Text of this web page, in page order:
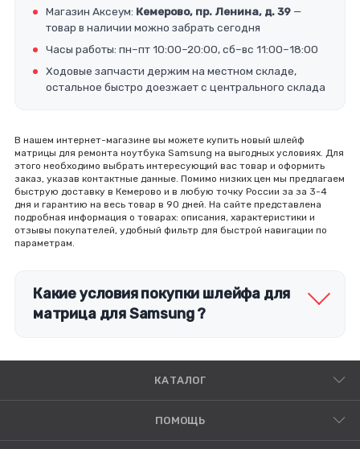
Магазин Аксеум: Кемерово, пр. Ленина, д. 39 —
товар в наличии можно забрать сегодня
Часы работы: пн–пт 10:00–20:00, сб–вс 11:00–18:00
Ходовые запчасти держим на местном складе,
остальное быстро доезжает с центрального склада
В нашем интернет-магазине вы можете купить новый шлейф
матрицы для ремонта ноутбука Samsung на выгодных условиях. Для
этого необходимо выбрать интересующий вас товар и оформить
заказ, указав контактные данные. Помимо низких цен мы предлагаем
быструю доставку в Кемерово и в любую точку России за за 3-4
дня и гарантию на весь товар в 90 дней. На сайте представлена
подробная информация о товарах: описания, характеристики и
отзывы покупателей, удобный фильтр для быстрой навигации по
параметрам.
Какие условия покупки шлейфа для
матрица для Samsung ?
КАТАЛОГ
ПОМОЩЬ